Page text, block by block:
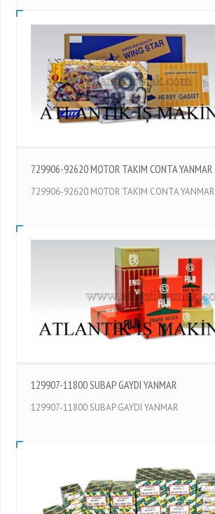
729906-92620 MOTOR TAKIM CONTA YANMAR
729906-92620 MOTOR TAKIM CONTA YANMAR
129907-11800 SUBAP GAYDI YANMAR
129907-11800 SUBAP GAYDI YANMAR